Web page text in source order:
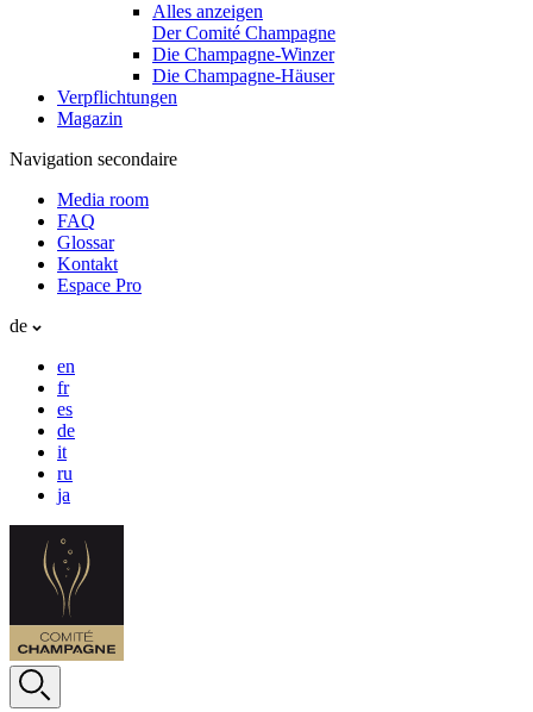
Alles anzeigen
Der Comité Champagne
Die Champagne-Winzer
Die Champagne-Häuser
Verpflichtungen
Magazin
Navigation secondaire
Media room
FAQ
Glossar
Kontakt
Espace Pro
de
en
fr
es
de
it
ru
ja